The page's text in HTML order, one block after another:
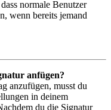
normale Benutzer
wenn bereits jemand
anfügen?
anzufügen, musst du
in deinem
du die Signatur